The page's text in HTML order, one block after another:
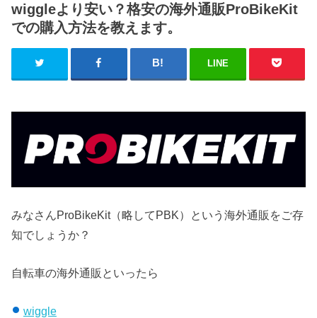
wiggleより安い？格安の海外通販ProBikeKit
での購入方法を教えます。
LINE
みなさんProBikeKit（略してPBK）という海外通販をご存
知でしょうか？
自転車の海外通販といったら
wiggle